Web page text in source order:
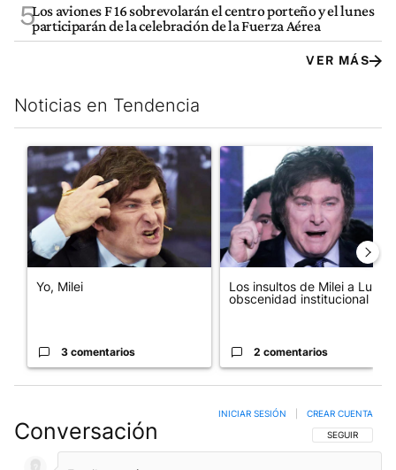
5Los aviones F 16 sobrevolarán el centro porteño y el lunes
participarán de la celebración de la Fuerza Aérea
VER MÁS
Noticias en Tendencia
Este listado muestra los artículos con más comentarios en los
Un artículo de tendencia con el título "Yo, Milei" con 3
Yo, Milei
3 comentarios
Un artículo de tendencia con
Los insultos de Milei a Lula:
obscenidad institucional
2 comentarios
Conversación SIGA ESTA
SEGUIR
INICIAR SESIÓN CREAR CUENTA